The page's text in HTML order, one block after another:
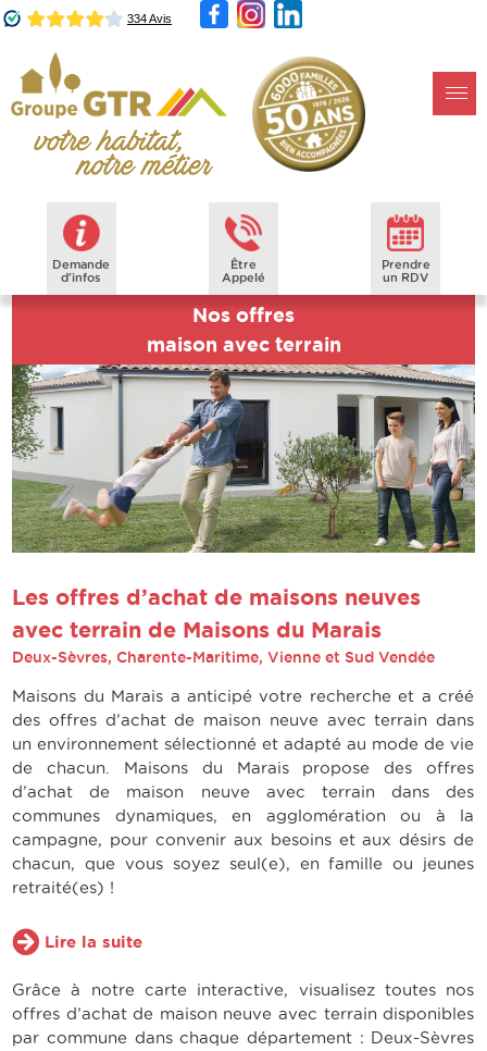
Demande
d'infos
Être
Appelé
Prendre
un RDV
Nos offres
maison avec terrain
Les offres d’achat de maisons neuves
avec terrain de Maisons du Marais
Deux-Sèvres, Charente-Maritime, Vienne et Sud Vendée
Maisons du Marais a anticipé votre recherche et a créé
des offres d’achat de maison neuve avec terrain dans
un environnement sélectionné et adapté au mode de vie
de chacun. Maisons du Marais propose des offres
d’achat de maison neuve avec terrain dans des
communes dynamiques, en agglomération ou à la
campagne, pour convenir aux besoins et aux désirs de
chacun, que vous soyez seul(e), en famille ou jeunes
retraité(es) !
Lire la suite
Grâce à notre carte interactive, visualisez toutes nos
offres d’achat de maison neuve avec terrain disponibles
par commune dans chaque département : Deux-Sèvres